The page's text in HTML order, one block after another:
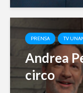
PRENSA TV
Andrea
circo